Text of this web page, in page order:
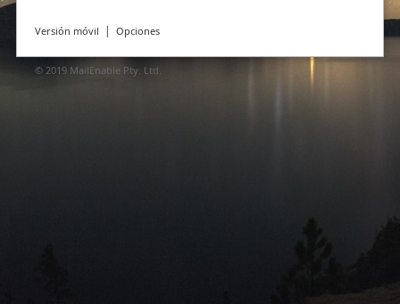
Versión móvil | Opciones
© 2019 MailEnable Pty. Ltd.